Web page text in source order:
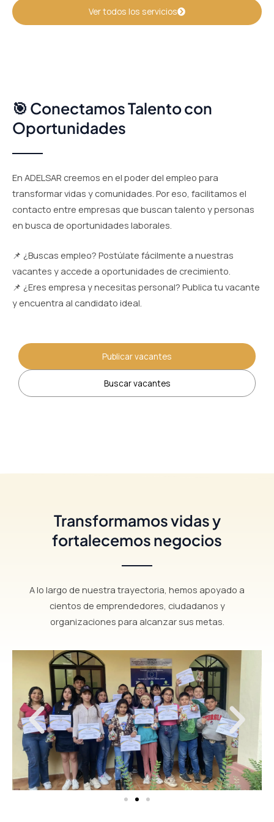
Ver todos los servicios
🎯 Conectamos Talento con
Oportunidades
En ADELSAR creemos en el poder del empleo para
transformar vidas y comunidades. Por eso, facilitamos el
contacto entre empresas que buscan talento y personas
en busca de oportunidades laborales.
📌 ¿Buscas empleo? Postúlate fácilmente a nuestras
vacantes y accede a oportunidades de crecimiento.
📌 ¿Eres empresa y necesitas personal? Publica tu vacante
y encuentra al candidato ideal.
Publicar vacantes
Buscar vacantes
Transformamos vidas y
fortalecemos negocios
A lo largo de nuestra trayectoria, hemos apoyado a
cientos de emprendedores, ciudadanos y
organizaciones para alcanzar sus metas.